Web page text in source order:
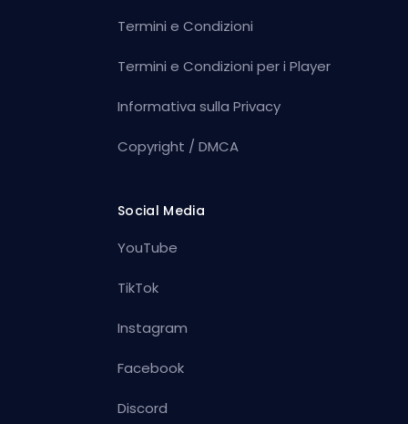
Termini e Condizioni
Termini e Condizioni per i Player
Informativa sulla Privacy
Copyright / DMCA
Social Media
YouTube
TikTok
Instagram
Facebook
Discord